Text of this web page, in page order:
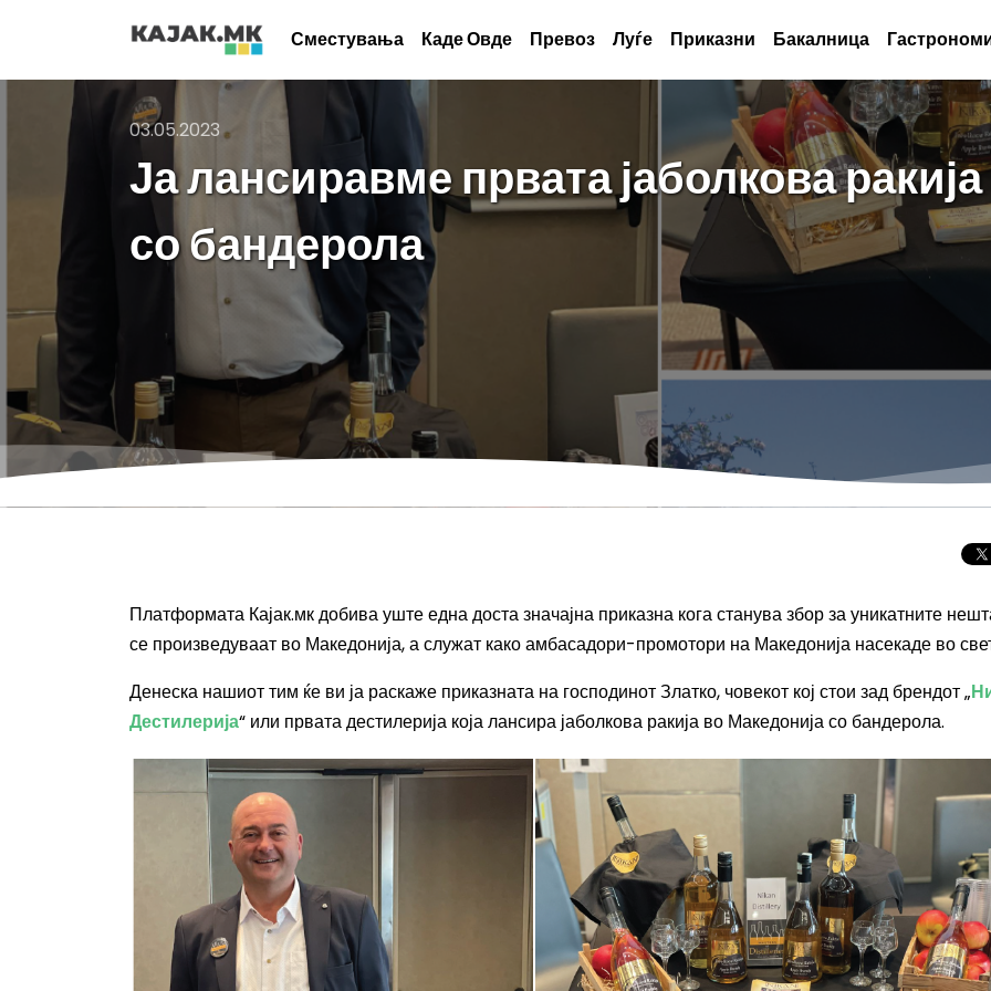
Сместувања Каде Овде Превоз Луѓе Приказни Бакалница
03.05.2023
Ја лансиравме првата јаболкова
со бандерола
Платформата Кајак.мк добива уште една доста значајна приказна кога станува збор за уникатните
се произведуваат во Македонија, а служат како амбасадори-промотори на Македонија насекаде во
Денеска нашиот тим ќе ви ја раскаже приказната на господинот Златко, човекот кој стои зад брендот „
Дестилерија“ или првата дестилерија која лансира јаболкова ракија во Македонија со бандерола.
Целосно
Сонцето 2026:
најголемиот
во Европа